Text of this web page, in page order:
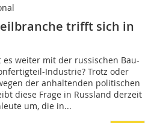
trifft sich in
es weiter mit der russischen Bau-
Industrie? Trotz oder
der anhaltenden politischen
diese Frage in Russland derzeit
um, die in...